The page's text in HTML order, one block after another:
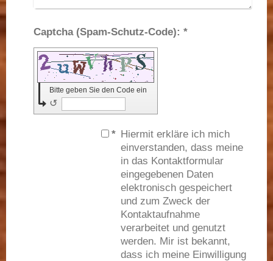
Captcha (Spam-Schutz-Code): *
Bitte geben Sie den Code ein
↺
* Hiermit erkläre ich mich
einverstanden, dass meine
in das Kontaktformular
eingegebenen Daten
elektronisch gespeichert
und zum Zweck der
Kontaktaufnahme
verarbeitet und genutzt
werden. Mir ist bekannt,
dass ich meine Einwilligung